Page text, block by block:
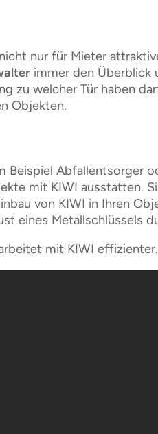
nur für Mieter
immer den Überblick
zu welcher Tür haben
Objekten.
Beispiel Abfallentsorger
mit KIWI ausstatten.
von KIWI in Ihren
eines Metallschlüssels
mit KIWI